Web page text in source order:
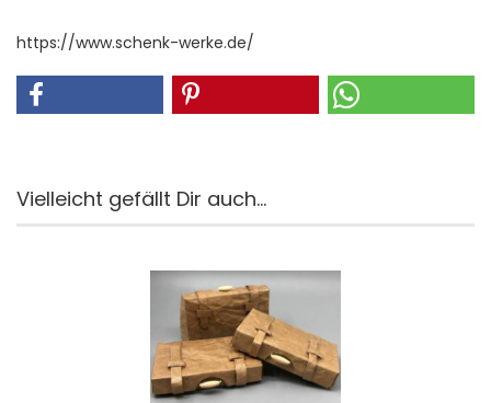
https://www.schenk-werke.de/
Vielleicht gefällt Dir auch...